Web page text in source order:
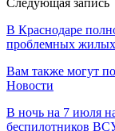
В Краснодаре
проблемных
Вам также могут
Новости
В ночь на 7 июля
беспилотников